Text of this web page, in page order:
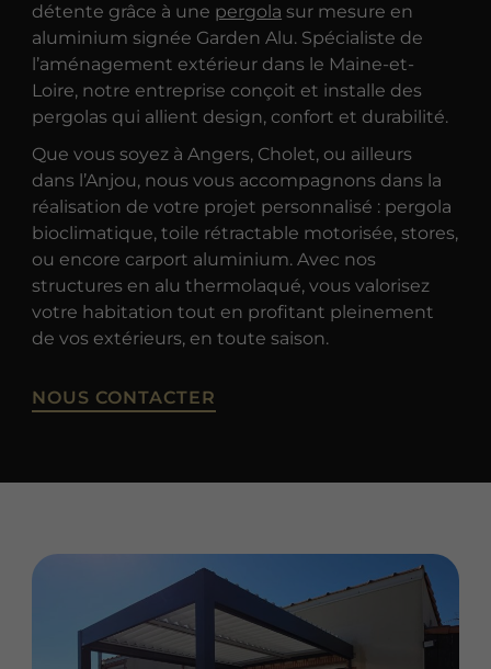
détente grâce à une pergola sur mesure en
aluminium signée Garden Alu. Spécialiste de
l’aménagement extérieur dans le Maine-et-
Loire, notre entreprise conçoit et installe des
pergolas qui allient design, confort et durabilité.
Que vous soyez à Angers, Cholet, ou ailleurs
dans l’Anjou, nous vous accompagnons dans la
réalisation de votre projet personnalisé : pergola
bioclimatique, toile rétractable motorisée, stores,
ou encore carport aluminium. Avec nos
structures en alu thermolaqué, vous valorisez
votre habitation tout en profitant pleinement
de vos extérieurs, en toute saison.
NOUS CONTACTER